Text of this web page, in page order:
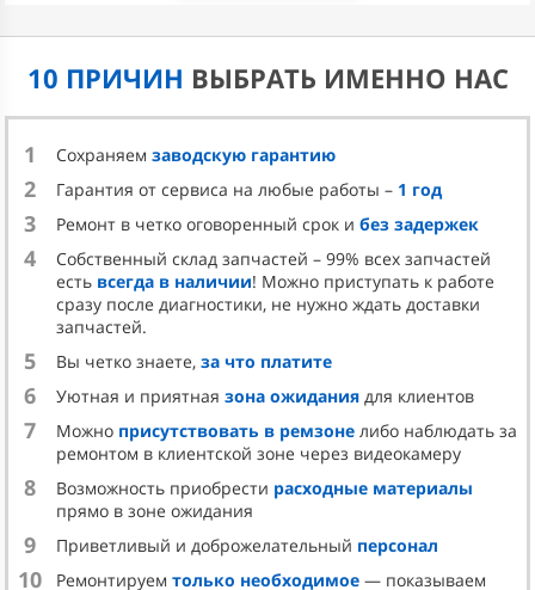
посчитаем. Рабочая температура антифриза
составляет примерно 100°C. Уже при 108-110 градусах
(в зависимости от марки ОЖ и состояния системы
охлаждения) он начинает закипать. Теперь возьмите
те самые 10-20% от 100°C и прибавьте их к
нормальному значению…
движка и дорогостоящему ремонту. Факторов,
способствующих загрязнению радиатора, немало.
Среди них пух от цветущих деревьев, насекомые,
попадающие в соты при движении авто, дорожные
реагенты, технические жидкости авто, почки деревьев,
частицы пыли из-под встречных и попутных авто и пр.
Поэтому пренебрегать такой процедурой, как
промывка радиатора автомобиля, не стоит. И делать
это нужно обязательно со снятием. Такую услугу вы
можете заказать в 2BRO-SERVICE.
Стоимость – от 7500 рублей, в зависимости от модели
автомобиля.
10 ПРИЧИН ВЫБРАТЬ ИМЕННО НАС
1 Сохраняемзаводскую гарантию
2 Гарантия от сервиса на любые работы – 1 год
3 Ремонт в четко оговоренный срок ибез задержек
4
Собственный склад запчастей – 99% всех запчастей
есть всегда в наличии! Можно приступать к работе
сразу после диагностики, не нужно ждать доставки
запчастей.
5 Вы четко знаете,за что платите
6 Уютная и приятнаязона ожидания для клиентов
7 Можно присутствовать в ремзоне либо наблюдать за
ремонтом в клиентской зоне через видеокамеру
8 Возможность приобрести расходные материалы
прямо в зоне ожидания
9 Приветливый и доброжелательный персонал
10 Ремонтируемтолько необходимое — показываем